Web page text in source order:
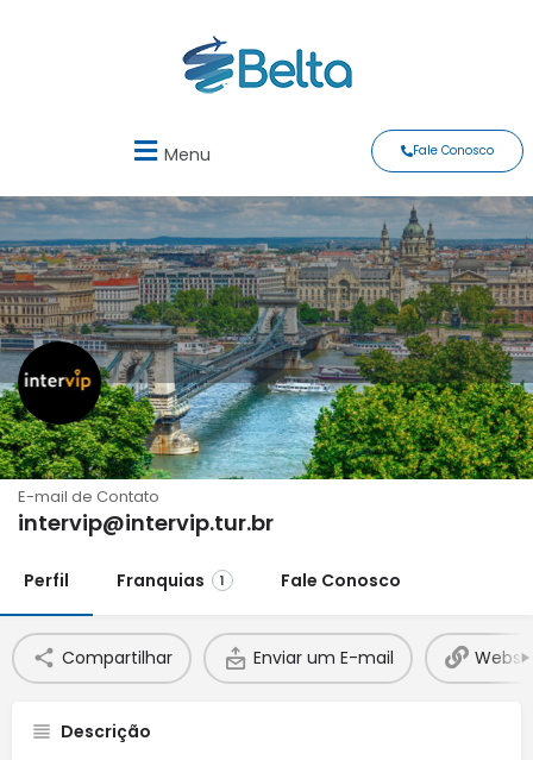
Menu Fale Conosco
Intervip
E-mail de Contato
intervip@intervip.tur.br
Perfil Franquias 1 Fale Conosco
Compartilhar Enviar um E-mail
Descrição